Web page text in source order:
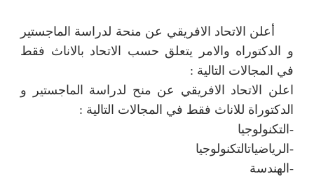
أعلن الاتحاد الافريقي عن منحة لدراسة الماجستير
و الدكتوراه والامر يتعلق حسب الاتحاد بالاناث فقط
في المجالات التالية :
اعلن الاتحاد الافريقي عن منح لدراسة الماجستير و
الدكتوراة للاناث فقط في المجالات التالية :
-التكنولوجيا
-الرياضياتالتكنولوجيا
-الهندسة